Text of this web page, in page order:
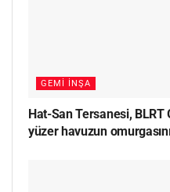
GEMI İNŞA
Hat-San Tersanesi,
yüzer havuzun